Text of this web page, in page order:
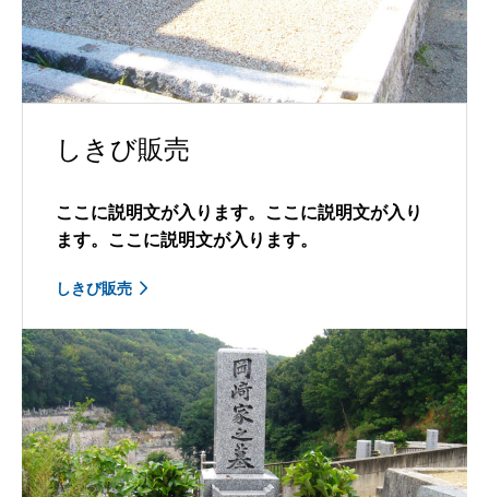
しきび販売
ここに説明文が入ります。ここに説明文が入り
ます。ここに説明文が入ります。
しきび販売